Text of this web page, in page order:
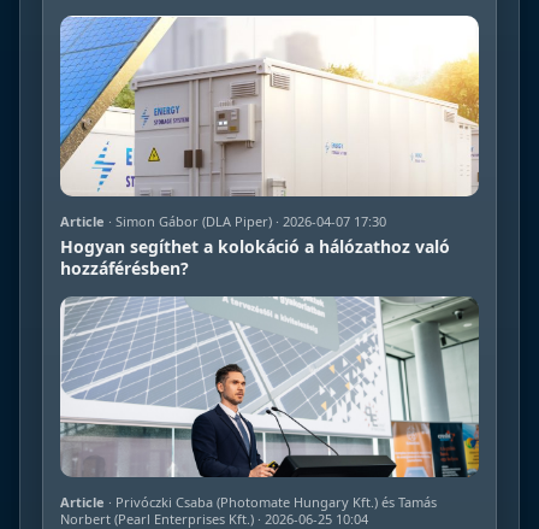
Article · Simon Gábor (DLA Piper) · 2026-04-07 17:30
Hogyan segíthet a kolokáció a hálózathoz való
hozzáférésben?
Article · Privóczki Csaba (Photomate Hungary Kft.) és Tamás
Norbert (Pearl Enterprises Kft.) · 2026-06-25 10:04